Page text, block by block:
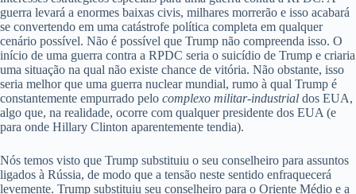
guerra levará a enormes baixas civis, milhares morrerão e isso acabará
se convertendo em uma catástrofe política completa em qualquer
cenário possível. Não é possível que Trump não compreenda isso. O
início de uma guerra contra a RPDC seria o suicídio de Trump e criaria
uma situação na qual não existe chance de vitória. Não obstante, isso
seria melhor que uma guerra nuclear mundial, rumo à qual Trump é
constantemente empurrado pelo complexo militar-industrial dos EUA,
algo que, na realidade, ocorre com qualquer presidente dos EUA (e
para onde Hillary Clinton aparentemente tendia).
Nós temos visto que Trump substituiu o seu conselheiro para assuntos
ligados à Rússia, de modo que a tensão neste sentido enfraquecerá
levemente. Trump substituiu seu conselheiro para o Oriente Médio e a